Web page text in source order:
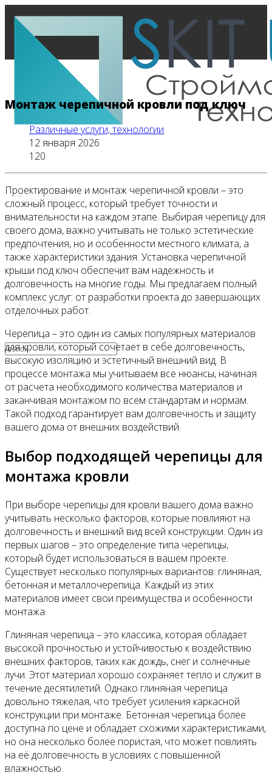
Главная
Все новости
Видео
Монтаж черепичной кровли под ключ
Различные услуги, технологии
12 января 2026
120
Проектирование и монтаж черепичной кровли – это
сложный процесс, который требует точности и
внимательности на каждом этапе. Выбирая черепицу для
своего дома, важно учитывать не только эстетические
предпочтения, но и особенности местного климата, а
также характеристики здания. Установка черепичной
крыши под ключ обеспечит вам надежность и
долговечность на многие годы. Мы предлагаем полный
комплекс услуг: от разработки проекта до завершающих
отделочных работ.
Черепица – это один из самых популярных материалов
для кровли, который сочетает в себе долговечность,
высокую изоляцию и эстетичный внешний вид. В
процессе монтажа мы учитываем все нюансы, начиная
от расчета необходимого количества материалов и
заканчивая монтажом по всем стандартам и нормам.
Такой подход гарантирует вам долговечность и защиту
вашего дома от внешних воздействий.
Выбор подходящей черепицы для
монтажа кровли
При выборе черепицы для кровли вашего дома важно
учитывать несколько факторов, которые повлияют на
долговечность и внешний вид всей конструкции. Один из
первых шагов – это определение типа черепицы,
который будет использоваться в вашем проекте.
Существует несколько популярных вариантов: глиняная,
бетонная и металлочерепица. Каждый из этих
материалов имеет свои преимущества и особенности
монтажа.
Глиняная черепица – это классика, которая обладает
высокой прочностью и устойчивостью к воздействию
внешних факторов, таких как дождь, снег и солнечные
лучи. Этот материал хорошо сохраняет тепло и служит в
течение десятилетий. Однако глиняная черепица
довольно тяжелая, что требует усиления каркасной
конструкции при монтаже. Бетонная черепица более
доступна по цене и обладает схожими характеристиками,
но она несколько более пористая, что может повлиять
на её долговечность в условиях с повышенной
влажностью.